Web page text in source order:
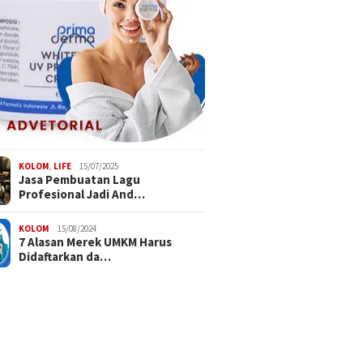
KOLOM, LIFE 15/07/2025
Jasa Pembuatan Lagu
Profesional Jadi And…
KOLOM 15/08/2024
7 Alasan Merek UMKM Harus
Didaftarkan da…